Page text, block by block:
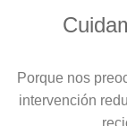
Porque nos
intervención